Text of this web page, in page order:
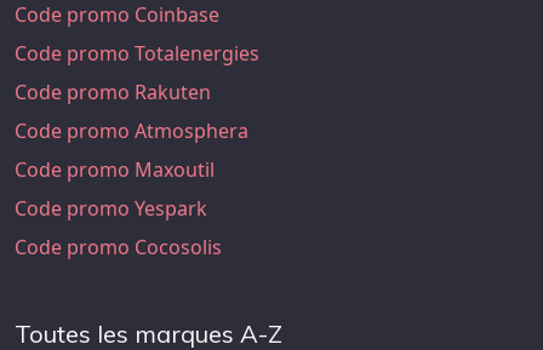
Code promo Coinbase
Code promo Totalenergies
Code promo Rakuten
Code promo Atmosphera
Code promo Maxoutil
Code promo Yespark
Code promo Cocosolis
Toutes les marques A-Z